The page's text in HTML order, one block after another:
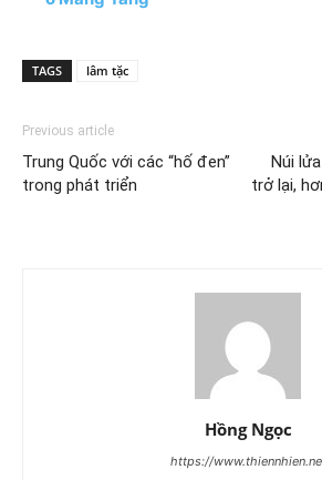
TAGS lâm tặc
Previous article
Trung Quốc với các “hố đen”
trong phát triển
Núi
trở lại,
Hồng Ngọc
https://